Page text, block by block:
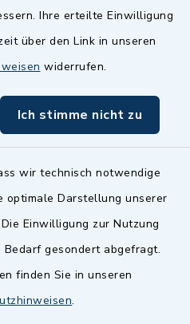
Ihre erteilte Einwilligung
über den Link in unseren
widerrufen.
Ich stimme nicht zu
wir technisch notwendige
optimale Darstellung unserer
Einwilligung zur Nutzung
gesondert abgefragt.
finden Sie in unseren
.